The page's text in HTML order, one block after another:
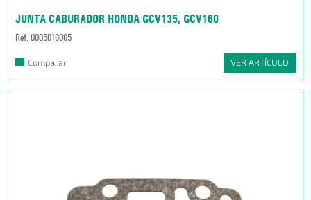
JUNTA CABURADOR HONDA GCV135, GCV160
Ref. 0005016065
Comparar VER ARTÍCULO